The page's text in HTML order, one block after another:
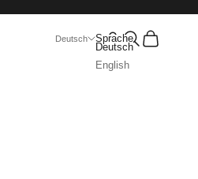
Deutsch Sprache
Deutsch
English
SuchenWarenkorb